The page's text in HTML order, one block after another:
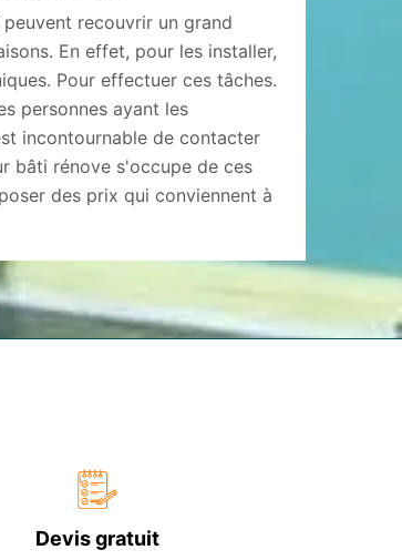
recouvrir un grand
En effet, pour les installer,
Pour effectuer ces tâches.
personnes ayant les
incontournable de contacter
bâti rénove s'occupe de ces
des prix qui conviennent à
Devis gratuit